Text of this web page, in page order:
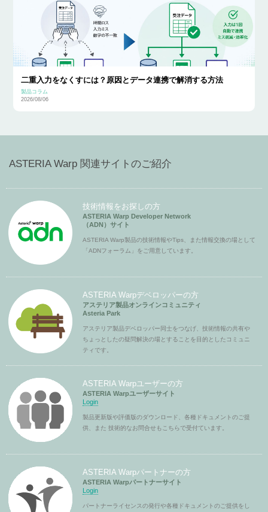
二重入力をなくすには？原因とデータ連携で解消する方法
製品コラム
2026/08/06
ASTERIA Warp 関連サイトのご紹介
技術情報をお探しの方
ASTERIA Warp Developer Network
（ADN）サイト
ASTERIA Warp製品の技術情報やTips、また情報交換の場として
「ADNフォーラム」をご用意しています。
ASTERIA Warpデベロッパーの方
アステリア製品オンラインコミュニティ
Asteria Park
アステリア製品デベロッパー同士をつなげ、技術情報の共有や
ちょっとしたの疑問解決の場とすることを目的としたコミュニ
ティです。
ASTERIA Warpユーザーの方
ASTERIA Warpユーザーサイト
Login
製品更新版や評価版のダウンロード、各種ドキュメントのご提
供、また 技術的なお問合せもこちらで受付ています。
ASTERIA Warpパートナーの方
ASTERIA Warpパートナーサイト
Login
パートナーライセンスの発行や各種ドキュメントのご提供をし